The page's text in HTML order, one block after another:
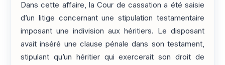
Dans cette affaire, la Cour de cassation a été saisie
d’un litige concernant une stipulation testamentaire
imposant une indivision aux héritiers. Le disposant
avait inséré une clause pénale dans son testament,
stipulant qu’un héritier qui exercerait son droit de